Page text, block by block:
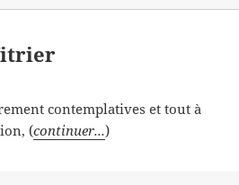
contemplatives et tout à
(continuer...)